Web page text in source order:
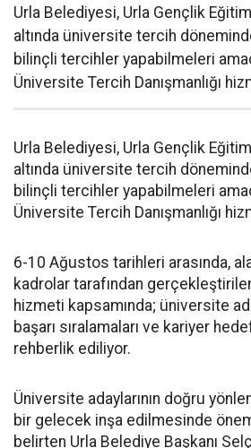
Urla Belediyesi, Urla Gençlik
altında üniversite tercih
bilinçli tercihler yapabilmeleri
Üniversite Tercih Danışmanlığı
Urla Belediyesi, Urla Gençlik
altında üniversite tercih
bilinçli tercihler yapabilmeleri
Üniversite Tercih Danışmanlığı
6-10 Ağustos tarihleri arasında,
kadrolar tarafından
hizmeti kapsamında; üniversite
başarı sıralamaları ve kariyer
rehberlik ediliyor.
Üniversite adaylarının doğru
bir gelecek inşa edilmesinde
belirten Urla Belediye Başkanı